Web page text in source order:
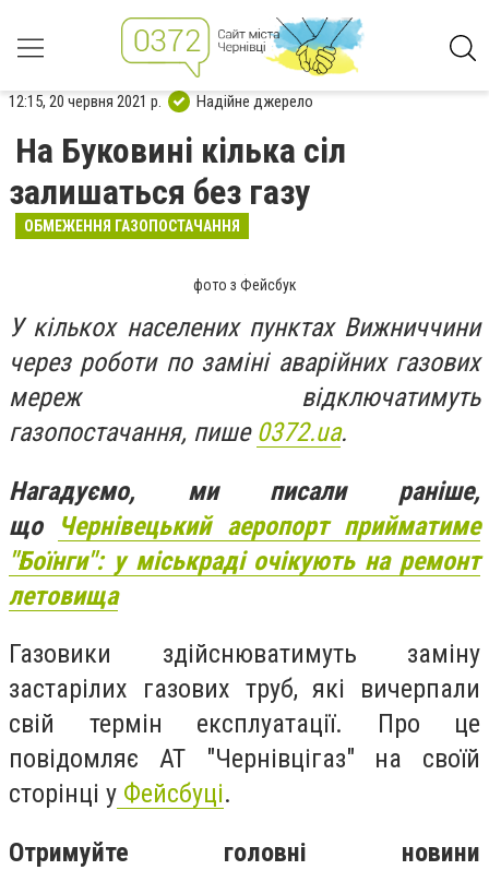
12:15, 20 червня 2021 р. Надійне джерело
На Буковині кілька сіл
залишаться без газу
ОБМЕЖЕННЯ ГАЗОПОСТАЧАННЯ
фото з Фейсбук
У кількох населених пунктах Вижниччини
через роботи по заміні аварійних газових
мереж відключатимуть
газопостачання, пише 0372.ua.
Нагадуємо, ми писали раніше,
що
Чернівецький аеропорт прийматиме
"Боїнги": у міськраді очікують на ремонт
летовища
Газовики здійснюватимуть заміну
застарілих газових труб, які вичерпали
свій термін експлуатації. Про це
повідомляє АТ "Чернівцігаз" на своїй
сторінці у Фейсбуці.
Отримуйте головні новини